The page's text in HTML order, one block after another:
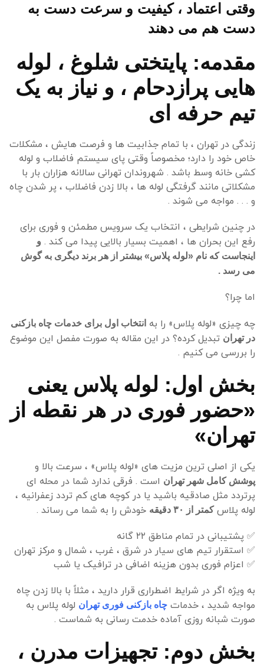
وقتی اعتماد ، کیفیت و سرعت دست به
دست هم می دهند
مقدمه: پایتختی شلوغ ، لوله
هایی پرازدحام ، و نیاز به یک
تیم حرفه ای
زندگی در تهران ، با تمام جذابیت ها و فرصت هایش ، مشکلات
خاص خود را دارد؛ مخصوصاً وقتی پای سیستم فاضلاب و لوله
کشی خانه وسط باشد . شهروندان تهرانی سالانه هزاران بار با
مشکلاتی مانند گرفتگی لوله ها ، بالا زدن فاضلاب ، پر شدن چاه
و . . . مواجه می شوند .
در چنین شرایطی ، انتخاب یک سرویس مطمئن و فوری برای
رفع این بحران ها ، اهمیت بسیار بالایی پیدا می کند . و
اینجاست که نام «لوله پلاس» بیشتر از هر برند دیگری به گوش
می رسد .
اما چرا؟
چه چیزی «لوله پلاس» را به انتخاب اول برای خدمات چاه بازکنی
در تهران تبدیل کرده؟ در این مقاله به صورت مفصل این موضوع
را بررسی می کنیم .
بخش اول: لوله پلاس یعنی
«حضور فوری در هر نقطه از
تهران»
یکی از اصلی ترین مزیت های «لوله پلاس» ، سرعت بالا و
پوشش کامل شهر تهران است . فرقی ندارد شما در محله ای
پرتردد مثل صادقیه باشید یا در کوچه های کم تردد زعفرانیه ،
لوله پلاسکمتر از ۳۰ دقیقه
خودش را به شما می رساند .
✅ پشتیبانی در تمام مناطق ۲۲ گانه
✅ استقرار تیم های سیار در شرق ، غرب ، شمال و مرکز تهران
✅ اعزام فوری بدون هزینه اضافی در ترافیک یا شب
به ویژه اگر در شرایط اضطراری قرار دارید ، مثلاً با بالا زدن چاه
مواجه شدید ، خدمات چاه بازکنی فوری تهران لوله پلاس به
صورت شبانه روزی آماده خدمت رسانی به شماست .
بخش دوم: تجهیزات مدرن ،